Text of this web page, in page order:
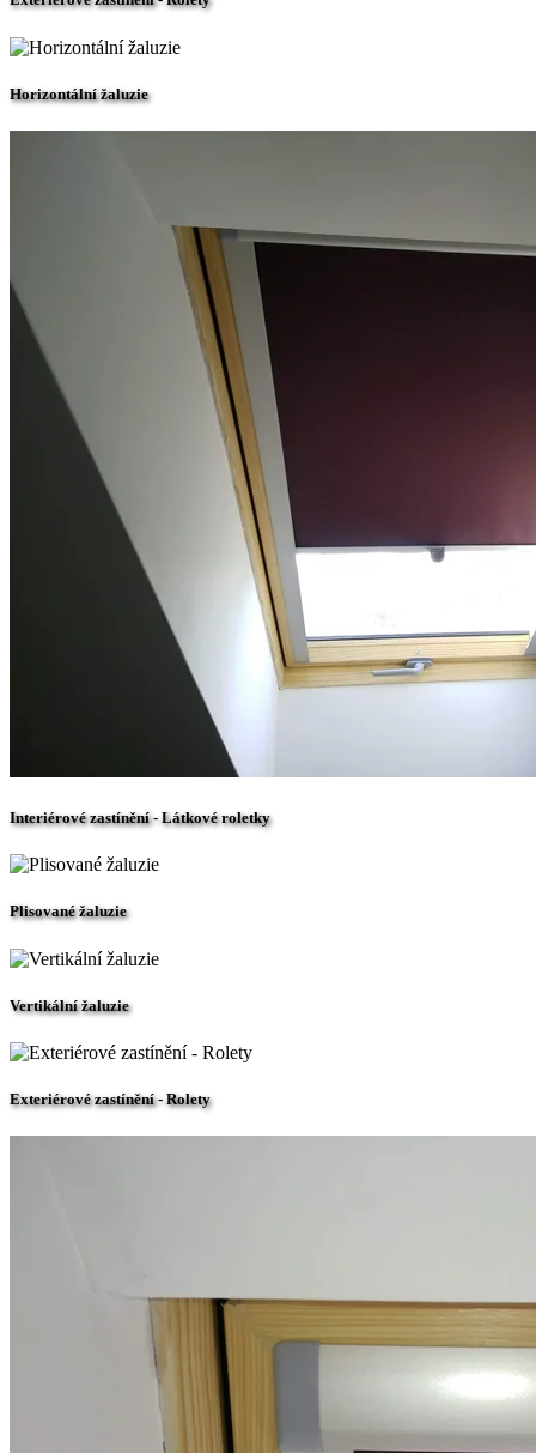
Horizontální žaluzie
Interiérové zastínění - Látkové roletky
Plisované žaluzie
Vertikální žaluzie
Exteriérové zastínění - Rolety